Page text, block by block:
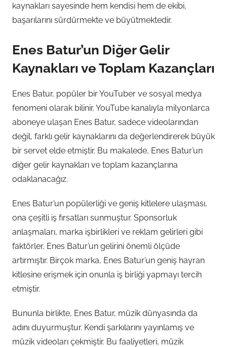
kaynakları sayesinde hem kendisi hem de ekibi,
başarılarını sürdürmekte ve büyütmektedir.
Enes Batur’un Diğer Gelir
Kaynakları ve Toplam Kazançları
Enes Batur, popüler bir YouTuber ve sosyal medya
fenomeni olarak bilinir. YouTube kanalıyla milyonlarca
aboneye ulaşan Enes Batur, sadece videolarından
değil, farklı gelir kaynaklarını da değerlendirerek büyük
bir servet elde etmiştir. Bu makalede, Enes Batur’un
diğer gelir kaynakları ve toplam kazançlarına
odaklanacağız.
Enes Batur’un popülerliği ve geniş kitlelere ulaşması,
ona çeşitli iş fırsatları sunmuştur. Sponsorluk
anlaşmaları, marka işbirlikleri ve reklam gelirleri gibi
faktörler, Enes Batur’un gelirini önemli ölçüde
artırmıştır. Birçok marka, Enes Batur’un geniş hayran
kitlesine erişmek için onunla iş birliği yapmayı tercih
etmiştir.
Bununla birlikte, Enes Batur, müzik dünyasında da
adını duyurmuştur. Kendi şarkılarını yayınlamış ve
müzik videoları çekmiştir. Bu faaliyetleri, müzik